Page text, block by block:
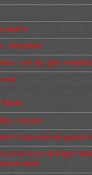
इलाक़ों से
/ साम्‍प्रदायिकता
– दमन तंत्र, पुलिस, न्‍यायपालिका
जनता
Posts
– जून 2026
बंगाल में भाजपा सरकार और बुलडोज़र
की हदें पार कर रही है क्यूबा में
की घेराबन्दी